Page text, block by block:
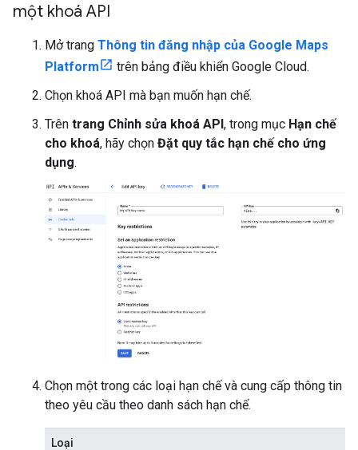
một khoá API
Mở trang Thông tin đăng nhập của Google Maps
Platform
trên bảng điều khiển Google Cloud.
Chọn khoá API mà bạn muốn hạn chế.
Trên trang Chỉnh sửa khoá API, trong mục Hạn chế
cho khoá, hãy chọn Đặt quy tắc hạn chế cho ứng
dụng.
Chọn một trong các loại hạn chế và cung cấp thông tin
theo yêu cầu theo danh sách hạn chế.
Loại